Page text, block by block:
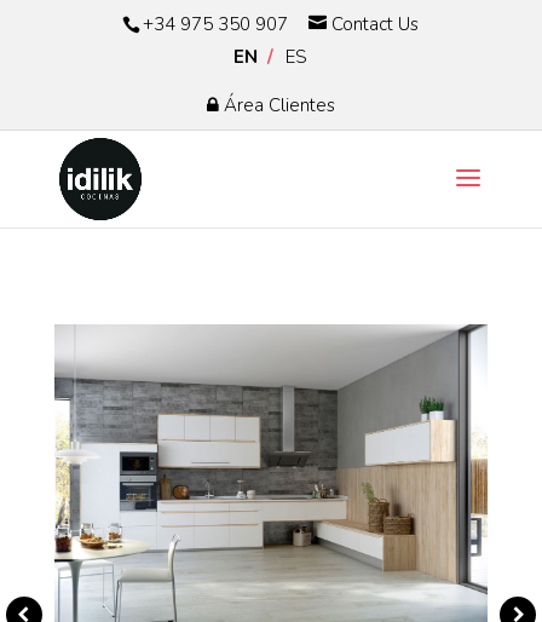
+34 975 350 907
Contact Us
EN
ES
Área Clientes